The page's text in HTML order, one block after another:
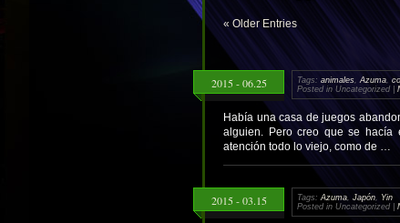
« Older Entries
2015 - 06.25 Tags: animales Azuma
Posted in Uncategorized |
Había una casa de juegos
alguien. Pero creo que se hacía
atención todo lo viejo, como de …
2015 - 03.15 Tags: Azuma Japón
Yin
Posted in Uncategorized |